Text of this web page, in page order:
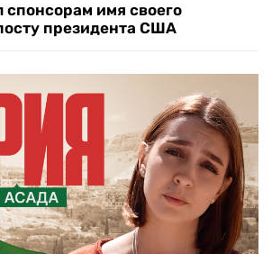
спонсорам имя своего
президента США